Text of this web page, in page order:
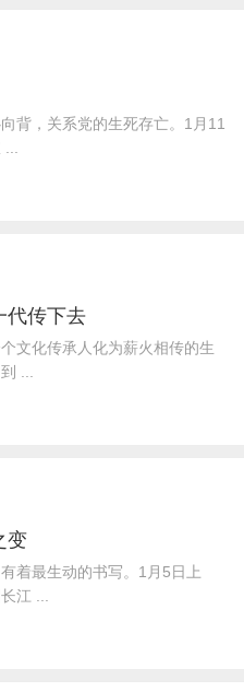
背，关系党的生死存亡。1月11
代传下去
文化传承人化为薪火相传的生
...
变
着最生动的书写。1月5日上
江 ...